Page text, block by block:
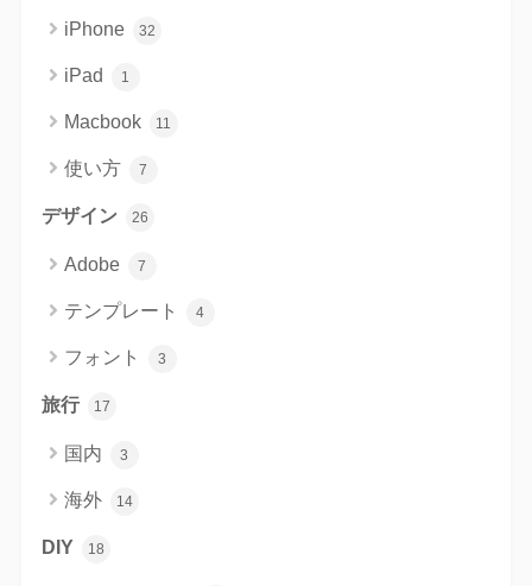
iPhone 32
iPad 1
Macbook 11
使い方 7
デザイン 26
Adobe 7
テンプレート 4
フォント 3
旅行 17
国内 3
海外 14
DIY 18